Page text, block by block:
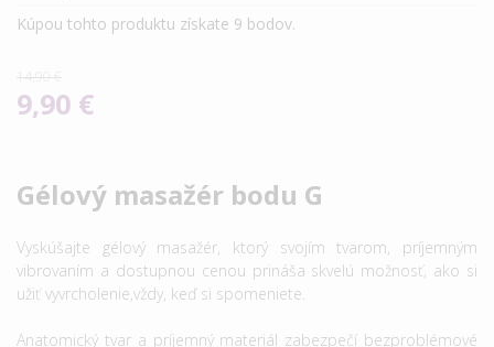
Kúpou tohto produktu získate 9 bodov.
14,90 €
9,90 €
Gélový masažér bodu G
Vyskúšajte gélový masažér, ktorý svojím tvarom, príjemným
vibrovaním a dostupnou cenou prináša skvelú možnosť, ako si
užiť vyvrcholenie,vždy, keď si spomeniete.
Anatomický tvar a príjemný materiál zabezpečí bezproblémové